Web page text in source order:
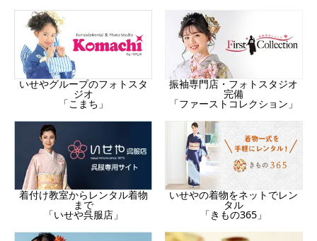
いせやグループのフォトスタ
ジオ
「こまち」
振袖専門店・フォトスタジオ
完備
「ファーストコレクション」
着付け教室からレンタル着物
まで
「いせや呉服店」
いせやの着物をネットでレン
タル
「きもの365」